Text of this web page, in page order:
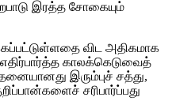
இரத்த சோகையும்
விட அதிகமாக
காலக்கெடுவைத்
இரும்புச் சத்து,
சரிபார்ப்பது